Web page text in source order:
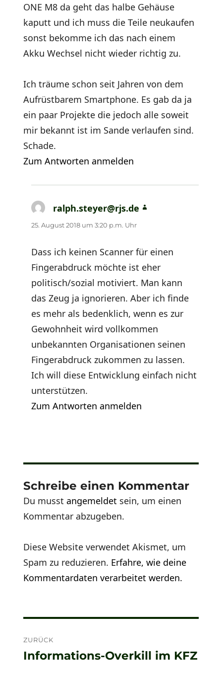
ONE M8 da geht das halbe Gehäuse
kaputt und ich muss die Teile neukaufen
sonst bekomme ich das nach einem
Akku Wechsel nicht wieder richtig zu.
Ich träume schon seit Jahren von dem
Aufrüstbarem Smartphone. Es gab da ja
ein paar Projekte die jedoch alle soweit
mir bekannt ist im Sande verlaufen sind.
Schade.
Zum Antworten anmelden
ralph.steyer@rjs.de
25. August 2018 um 3:20 p.m. Uhr
Dass ich keinen Scanner für einen
Fingerabdruck möchte ist eher
politisch/sozial motiviert. Man kann
das Zeug ja ignorieren. Aber ich finde
es mehr als bedenklich, wenn es zur
Gewohnheit wird vollkommen
unbekannten Organisationen seinen
Fingerabdruck zukommen zu lassen.
Ich will diese Entwicklung einfach nicht
unterstützen.
Zum Antworten anmelden
Schreibe einen Kommentar
Du musstangemeldet sein, um einen
Kommentar abzugeben.
Diese Website verwendet Akismet, um
Spam zu reduzieren. Erfahre, wie deine
Kommentardaten verarbeitet werden.
ZURÜCK
Vorheriger
Informations-Overkill im KFZ